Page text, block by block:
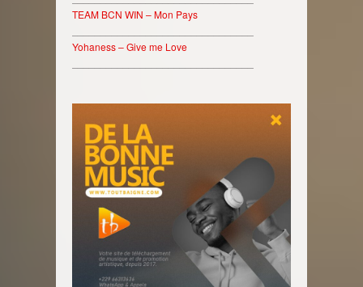
TEAM BCN WIN – Mon Pays
Yohaness – Give me Love